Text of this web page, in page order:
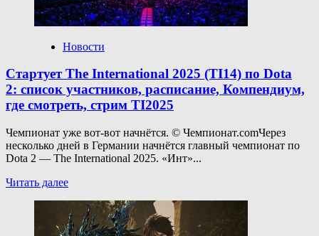
Новости
Стартует The International 2025 (TI14) по Dota
2: список участников, расписание, Компендиум,
где смотреть, стрим TI2025
Чемпионат уже вот-вот начнётся. © Чемпионат.comЧерез
несколько дней в Германии начнётся главный чемпионат по
Dota 2 — The International 2025. «Инт»...
Читать далееПрочитать
Стартует
The